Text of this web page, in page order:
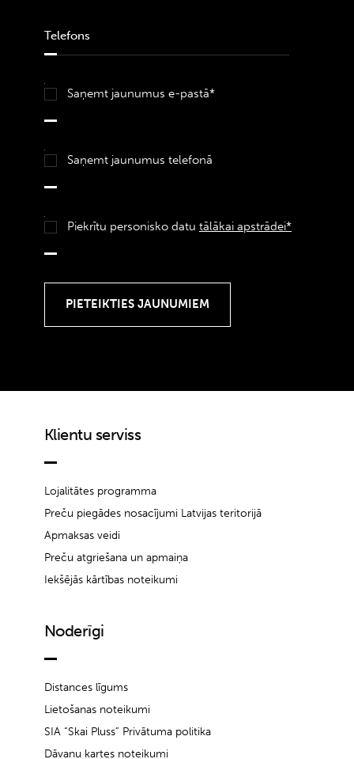
Saņemt jaunumus e-pastā*
Saņemt jaunumus telefonā
Piekrītu personisko datu tālākai apstrādei*
Klientu serviss
Lojalitātes programma
Preču piegādes nosacījumi Latvijas teritorijā
Apmaksas veidi
Preču atgriešana un apmaiņa
Iekšējās kārtības noteikumi
Noderīgi
Distances līgums
Lietošanas noteikumi
SIA “Skai Pluss” Privātuma politika
Dāvanu kartes noteikumi